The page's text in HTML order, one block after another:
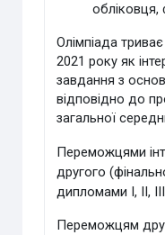
обліковця,
Олімпіада
2021 року як
завдання з
відповідно до
загальної
Переможцями
другого
дипломами І, ІІ,
Переможцям